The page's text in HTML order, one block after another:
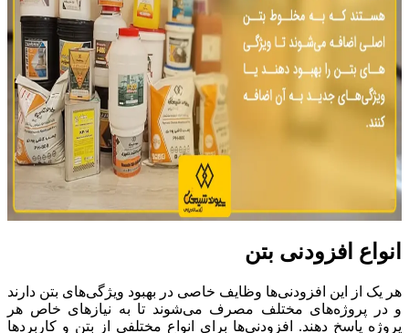
انواع افزودنی بتن
هر یک از این افزودنی‌ها وظایف خاصی در بهبود ویژگی‌های بتن دارند
و در پروژه‌های مختلف مصرف می‌شوند تا به نیازهای خاص هر
پروژه پاسخ دهند. افزودنی‌ها برای انواع مختلفی از بتن و کاربردها